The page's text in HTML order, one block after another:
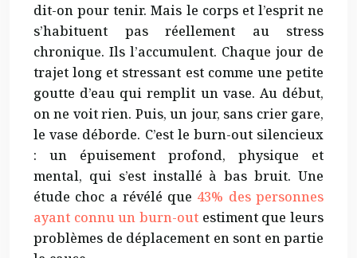
dit-on pour tenir. Mais le corps et l’esprit ne
s’habituent pas réellement au stress
chronique. Ils l’accumulent. Chaque jour de
trajet long et stressant est comme une petite
goutte d’eau qui remplit un vase. Au début,
on ne voit rien. Puis, un jour, sans crier gare,
le vase déborde. C’est le burn-out silencieux
: un épuisement profond, physique et
mental, qui s’est installé à bas bruit. Une
étude choc a révélé que 43% des personnes
ayant connu un burn-out estiment que leurs
problèmes de déplacement en sont en partie